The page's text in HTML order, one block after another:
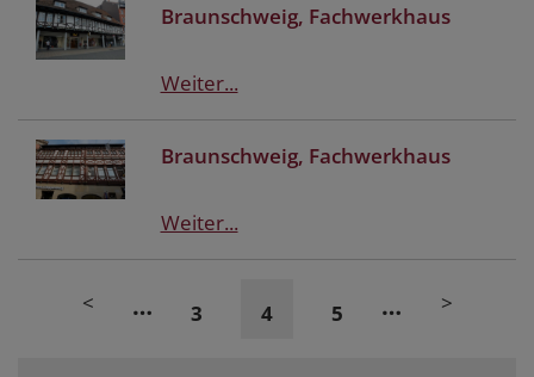
Braunschweig, Fachwerkhaus
Weiter...
Braunschweig, Fachwerkhaus
Weiter...
< … 3 4 5 … >